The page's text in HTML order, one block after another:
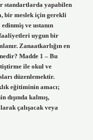
standartlarda yapabilen
bir meslek için gerekli
ve ustanın
uygun bir
Zanaatkarlığın en
Madde 1 – Bu
ile okul ve
düzenlemektir.
eğitiminin amacı;
dışında kalmış,
çalışacak veya